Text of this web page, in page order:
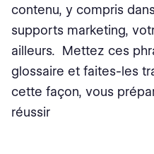
contenu, y compris
supports marketing,
ailleurs. Mettez ces
glossaire et faites-les
cette façon, vous
réussir